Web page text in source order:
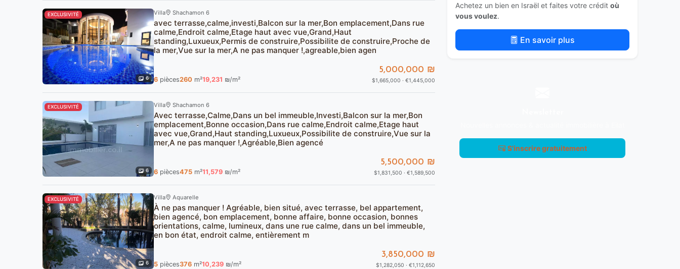
EXCLUSIVITÉ
6
Villa Shachamon 6
avec terrasse,calme,investi,Balcon sur la mer,Bon emplacement,Dans rue
calme,Endroit calme,Etage haut avec vue,Grand,Haut
standing,Luxueux,Permis de construire,Possibilite de construire,Proche de
la mer,Vue sur la mer,A ne pas manquer !,agreable,bien agen
6 pièces260 m²19,231 ₪/m²
5,000,000 ₪
$1,665,000 · €1,445,000
EXCLUSIVITÉ
6
Villa Shachamon 6
Avec terrasse,Calme,Dans un bel immeuble,Investi,Balcon sur la mer,Bon
emplacement,Bonne occasion,Dans rue calme,Endroit calme,Etage haut
avec vue,Grand,Haut standing,Luxueux,Possibilite de construire,Vue sur la
mer,A ne pas manquer !,Agréable,Bien agencé
6 pièces475 m²11,579 ₪/m²
5,500,000 ₪
$1,831,500 · €1,589,500
EXCLUSIVITÉ
6
Villa Aquarelle
À ne pas manquer ! Agréable, bien situé, avec terrasse, bel appartement,
bien agencé, bon emplacement, bonne affaire, bonne occasion, bonnes
orientations, calme, lumineux, dans une rue calme, dans un bel immeuble,
en bon état, endroit calme, entièrement m
5 pièces376 m²10,239 ₪/m²
3,850,000 ₪
$1,282,050 · €1,112,650
Achetez un bien en Israël et faites votre crédit où
vous voulez.
En savoir plus
S'inscrire gratuitement